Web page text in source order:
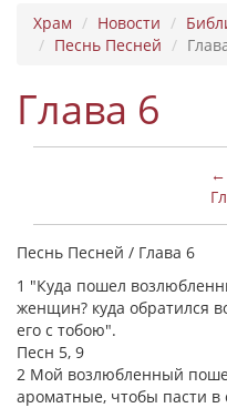
Храм Новости
Песнь Песней
Глава 6
←
Песнь Песней / Глава 6
1 "Куда пошел
женщин? куда обратился
его с тобою".
Песн 5, 9
2 Мой возлюбленный
ароматные, чтобы пасти в